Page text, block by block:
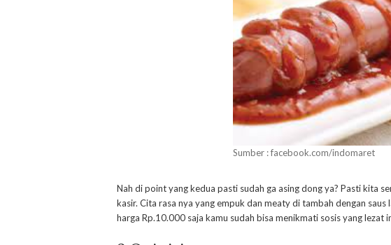
Sumber : facebook.com/indomaret
Nah di point yang kedua pasti sudah ga asing dong ya? Pasti kita
kasir. Cita rasa nya yang empuk dan meaty di tambah dengan
harga Rp.10.000 saja kamu sudah bisa menikmati sosis yang lezat